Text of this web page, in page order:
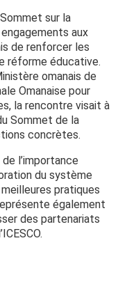
sur la
aux
de renforcer les
réforme éducative.
omanais de
Omanaise pour
la rencontre visait à
Sommet de la
concrètes.
l’importance
du système
pratiques
également
des partenariats